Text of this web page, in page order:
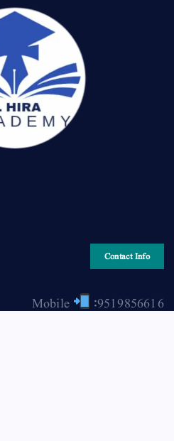
Contact Info
Mobile
:9519856616